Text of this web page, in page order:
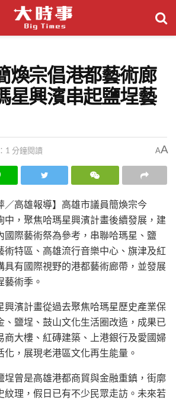
煥宗倡港都藝術廊
興濱串起鹽埕藝
1 分鐘閱讀 AA
／高雄報導】高雄市議員簡煥宗今
中，聚焦哈瑪星興濱計畫後續發展，建
國際藝術祭為參考，串聯哈瑪星、鹽
術特區、高雄流行音樂中心、旗津及紅
具有國際視野的港都藝術廊帶，並發展
術季。
興濱計畫從過去聚焦哈瑪星歷史產業保
、鹽埕、鼓山文化生活圈改造，成果已
商大樓、紅磚建築、上港銀行及愛國婦
化，展現老港區文化再生能量。
埕曾是高雄港都商貿與金融重鎮，街廓
紋理，假日已有不少民眾走訪。未來若